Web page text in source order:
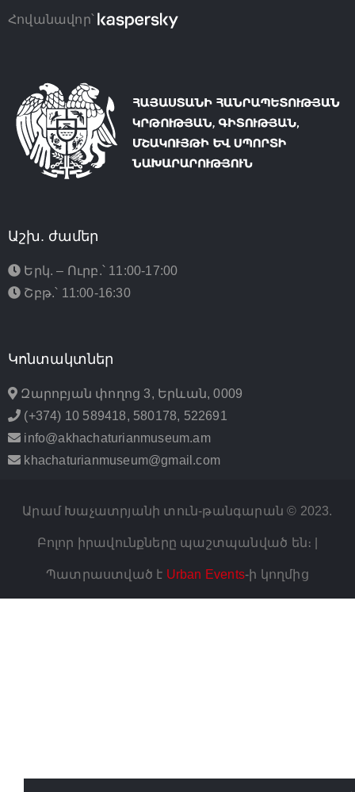
Հովանավոր՝
Աշխ. ժամեր
Երկ. – Ուրբ.՝ 11:00-17:00
Շբթ.՝ 11:00-16:30
Կոնտակտներ
Զարոբյան փողոց 3, Երևան, 0009
(+374) 10 589418, 580178, 522691
info@akhachaturianmuseum.am
khachaturianmuseum@gmail.com
Արամ Խաչատրյանի տուն-թանգարան © 2023.
Բոլոր իրավունքները պաշտպանված են։ |
Պատրաստված է Urban Events-ի կողմից